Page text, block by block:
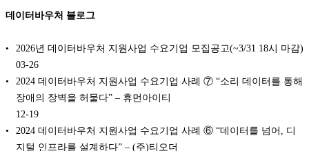
데이터바우처 블로그
2026년 데이터바우처 지원사업 수요기업 모집공고(~3/31 18시 마감)
03-26
2024 데이터바우처 지원사업 수요기업 사례 ⑦ “소리 데이터를 통해
장애의 장벽을 허물다” – 휴먼아이티
12-19
2024 데이터바우처 지원사업 수요기업 사례 ⑥ “데이터를 넘어, 디
지털 인프라를 설계하다” – (주)티오더